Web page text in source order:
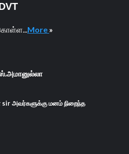
More »
அவர்களுக்கு மனம் நிறைந்த